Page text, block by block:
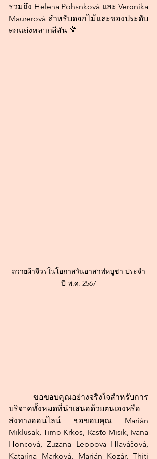
รวมถึง Helena Pohanková และ Veronika
Maurerová สำหรับดอกไม้และของประดับ
ตกแต่งหลากสีสัน 💐
ถวายผ้าจีวรในโอกาสวันอาสาฬหบูชา ประจำ
ปี พ.ศ. 2567
บริจาคทั้งหมดที่นำเสนอด้วยตนเองหรือ
ส่งทางออนไลน์ ขอขอบคุณ Marián
Miklušák, Timo Krkoš, Rasťo Mišík, Ivana
Honcová, Zuzana Leppová Hlaváčová,
Katarína Marková, Marián Kozár, Thiti